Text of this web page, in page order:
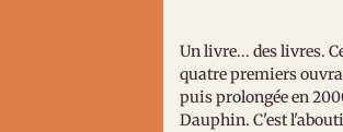
Un livre... des livres.
quatre premiers
puis prolongée en
Dauphin. C'est